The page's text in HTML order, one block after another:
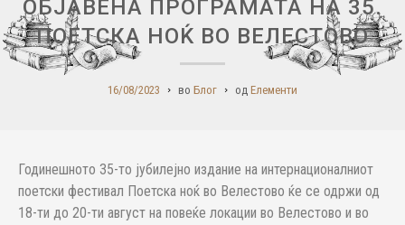
ОБЈАВЕНА ПРОГРАМАТА НА 35.
ПОЕТСКА НОЌ ВО ВЕЛЕСТОВО
16/08/2023 во Блог од Елементи
Годинешното 35-то јубилејно издание на интернационалниот
поетски фестивал Поетска ноќ во Велестово ќе се одржи од
18-ти до 20-ти август на повеќе локации во Велестово и во